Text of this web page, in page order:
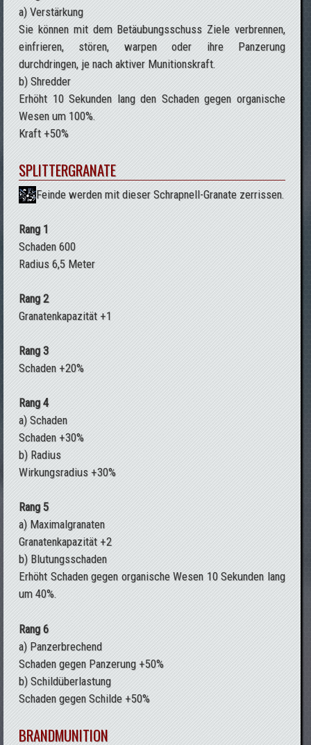
a) Verstärkung
Sie können mit dem Betäubungsschuss Ziele verbrennen,
einfrieren, stören, warpen oder ihre Panzerung
durchdringen, je nach aktiver Munitionskraft.
b) Shredder
Erhöht 10 Sekunden lang den Schaden gegen organische
Wesen um 100%.
Kraft +50%
SPLITTERGRANATE
Feinde werden mit dieser Schrapnell-Granate zerrissen.
Rang 1
Schaden 600
Radius 6,5 Meter
Rang 2
Granatenkapazität +1
Rang 3
Schaden +20%
Rang 4
a) Schaden
Schaden +30%
b) Radius
Wirkungsradius +30%
Rang 5
a) Maximalgranaten
Granatenkapazität +2
b) Blutungsschaden
Erhöht Schaden gegen organische Wesen 10 Sekunden lang
um 40%.
Rang 6
a) Panzerbrechend
Schaden gegen Panzerung +50%
b) Schildüberlastung
Schaden gegen Schilde +50%
BRANDMUNITION